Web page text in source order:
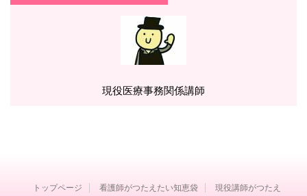
現役医療事務関係講師
トップページ 看護師がつたえたい知恵袋 現役講師がつたえ